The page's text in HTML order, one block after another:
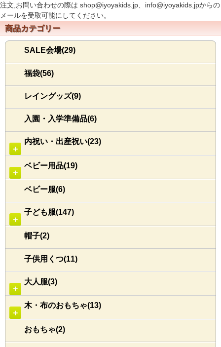
注文,お問い合わせの際は shop@iyoyakids.jp、info@iyoyakids.jpからの
メールを受取可能にしてください。
商品カテゴリー
SALE会場(29)
福袋(56)
レイングッズ(9)
入園・入学準備品(6)
＋
内祝い・出産祝い(23)
＋
ベビー用品(19)
ベビー服(6)
＋
子ども服(147)
帽子(2)
子供用くつ(11)
＋
大人服(3)
＋
木・布のおもちゃ(13)
おもちゃ(2)